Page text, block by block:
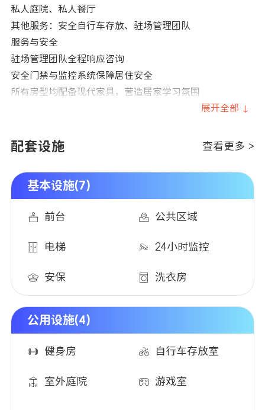
私人庭院、私人餐厅
其他服务：安全自行车存放、驻场管理团队
服务与安全
驻场管理团队全程响应咨询
安全门禁与监控系统保障居住安全
所有房型均配备现代家具，营造居家学习氛围
展开全部 ↓
配套设施 查看更多 >
基本设施(7)
前台 公共区域
电梯 24小时监控
安保 洗衣房
公用设施(4)
健身房 自行车存放室
室外庭院 游戏室